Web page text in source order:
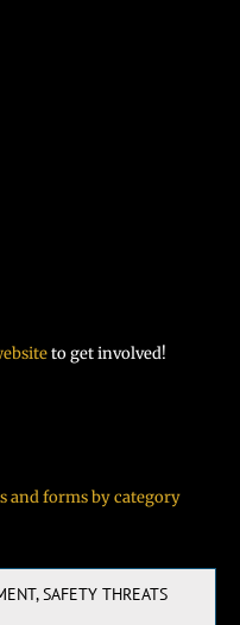
to get involved!
and forms by category
SAFETY THREATS